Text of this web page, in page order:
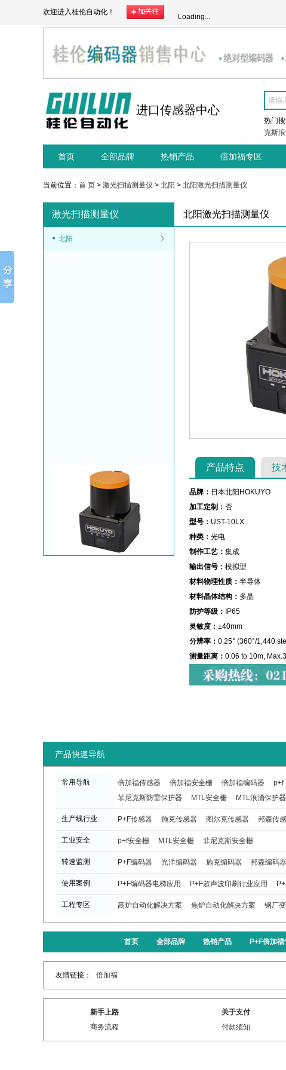
欢迎进入桂伦自动化！
Loading...
进口传感器中心
热门搜
克斯
首页 全部品牌 热销产品 倍加福专区
当前位置： 首 页 > 激光扫描测量仪 > 北阳 > 北阳激光扫描测量仪
激光扫描测量仪
北阳
北阳激光扫描测量仪
产品特点 技
品牌： 日本北阳HOKUYO
加工定制： 否
型号： UST-10LX
种类： 光电
制作工艺： 集成
输出信号： 模拟型
材料物理性质： 半导体
材料晶体结构： 多晶
防护等级：
IP65
灵敏度： ±40mm
分辨率： 0.25° (360°/1,440
测量距离： 0.06 to 10m,
产品快速导航
常用导航 倍加福传感器 倍加福安全栅 倍加福编码器 p+f
菲尼克斯防雷保护器
MTL安全栅 MTL浪涌保护器
生产线行业 P+F传感器 施克传感器 图尔克传感器 邦森传
工业安全 p+f安全栅 MTL安全栅 菲尼克斯安全栅
转速监测 P+F编码器 光洋编码器 施克编码器 邦森编码器
使用案例 P+F编码器电梯应用 P+F超声波印刷行业应用
工程专区 高炉自动化解决方案 焦炉自动化解决方案 钢厂
首页 全部品牌 热销产品 P+F倍加福
友情链接： 倍加福
新手上路
商务流程
关于支付
付款须知